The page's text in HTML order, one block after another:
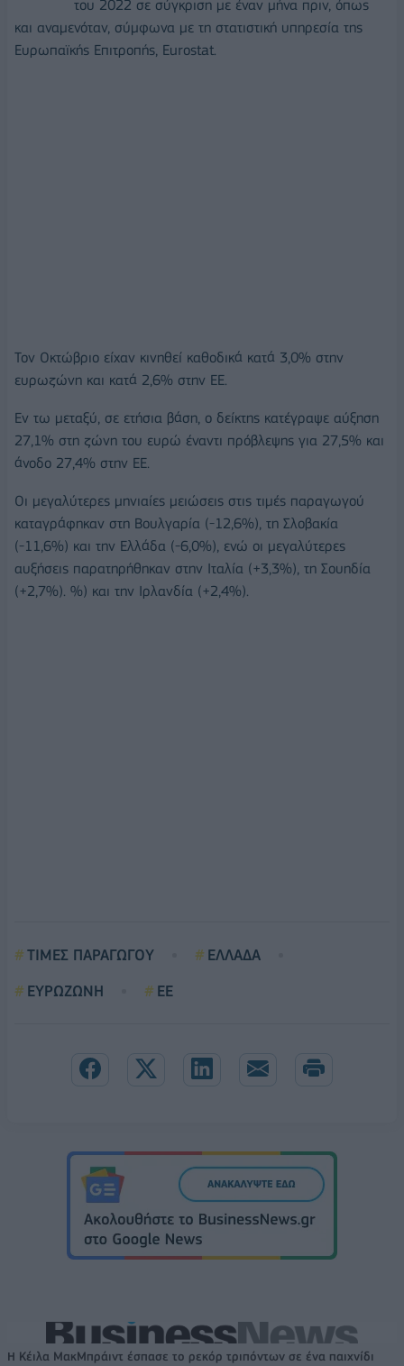
του 2022 σε σύγκριση με έναν μήνα πριν, όπως
και αναμενόταν, σύμφωνα με τη στατιστική υπηρεσία της
Ευρωπαϊκής Επιτροπής, Eurostat.
Τον Οκτώβριο είχαν κινηθεί καθοδικά κατά 3,0% στην
ευρωζώνη και κατά 2,6% στην ΕΕ.
Εν τω μεταξύ, σε ετήσια βάση, ο δείκτης κατέγραψε αύξηση
27,1% στη ζώνη του ευρώ έναντι πρόβλεψης για 27,5% και
άνοδο 27,4% στην ΕΕ.
Οι μεγαλύτερες μηνιαίες μειώσεις στις τιμές παραγωγού
καταγράφηκαν στη Βουλγαρία (-12,6%), τη Σλοβακία
(-11,6%) και την Ελλάδα (-6,0%), ενώ οι μεγαλύτερες
αυξήσεις παρατηρήθηκαν στην Ιταλία (+3,3%), τη Σουηδία
(+2,7%). %) και την Ιρλανδία (+2,4%).
ΤΙΜΕΣ ΠΑΡΑΓΩΓΟΥ
ΕΛΛΑΔΑ
ΕΥΡΩΖΩΝΗ
ΕΕ
Η Κέιλα ΜακΜπράιντ έσπασε το ρεκόρ τριπόντων σε ένα παιχνίδι